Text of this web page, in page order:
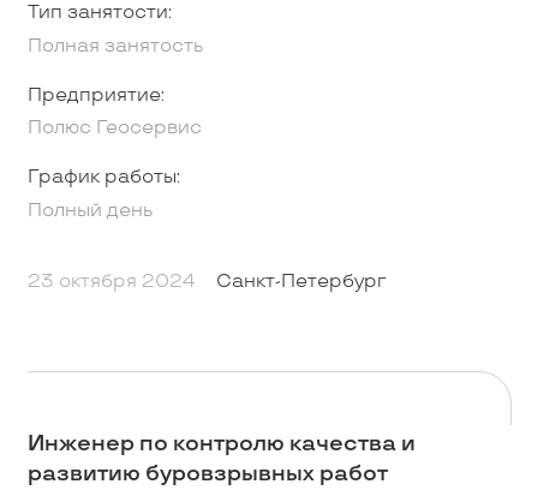
Тип занятости:
Полная занятость
Предприятие:
Полюс Геосервис
График работы:
Полный день
23 октября 2024 Санкт-Петербург
Инженер по контролю качества и
развитию буровзрывных работ